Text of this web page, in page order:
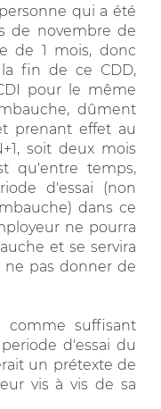
qui a été
de novembre de
de 1 mois, donc
fin de ce CDD,
pour le même
dûment
prenant effet au
soit deux mois
qu'entre temps,
d'essai (non
dans ce
ne pourra
et se servira
pas donner de
comme suffisant
d'essai du
un prétexte de
vis à vis de sa